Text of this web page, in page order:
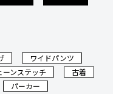
ワイドパンツ
ーンステッチ
古着
パーカー